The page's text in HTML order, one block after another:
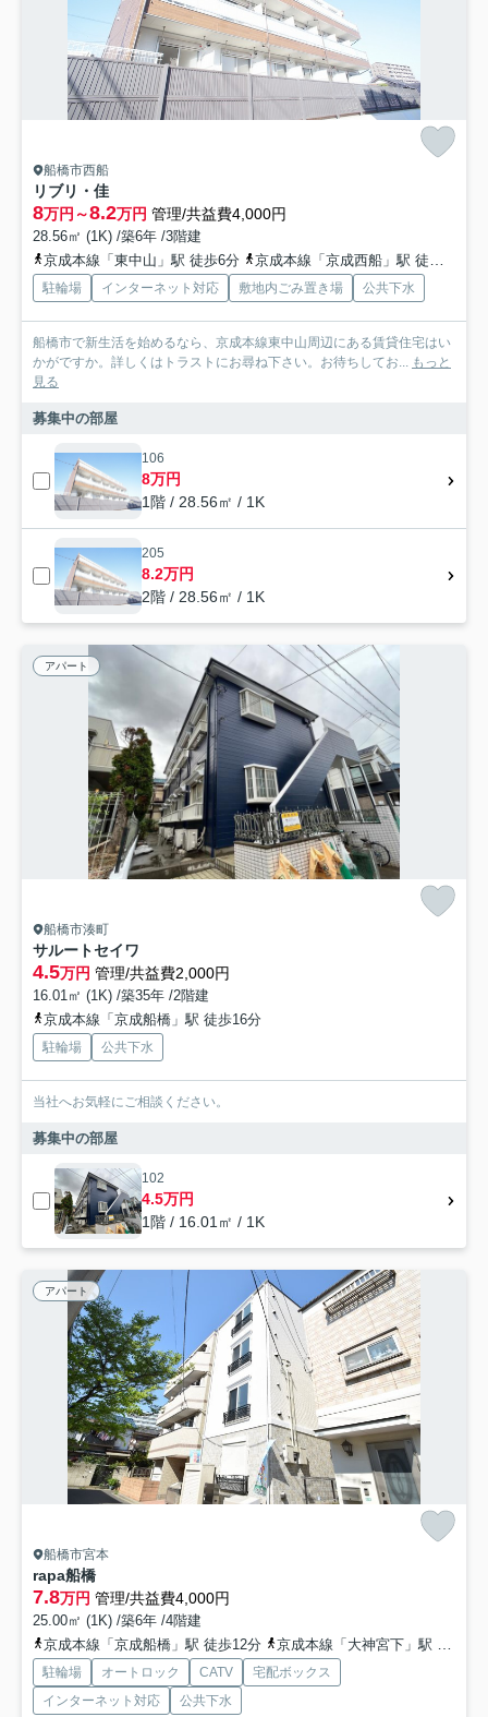
船橋市西船
リブリ・佳
8万円～8.2万円 管理/共益費4,000円
28.56㎡ (1K) /築6年 /3階建
京成本線「東中山」駅 徒歩6分
京成本線「京成西船」駅 徒歩9分
駐輪場 インターネット対応 敷地内ごみ置き場 公共下水
船橋市で新生活を始めるなら、京成本線東中山周辺にある賃貸住宅はい
かがですか。詳しくはトラストにお尋ね下さい。お待ちしてお... もっと
見る
募集中の部屋
106
8万円
1階 / 28.56㎡ / 1K
205
8.2万円
2階 / 28.56㎡ / 1K
アパート
船橋市湊町
サルートセイワ
4.5万円 管理/共益費2,000円
16.01㎡ (1K) /築35年 /2階建
京成本線「京成船橋」駅 徒歩16分
駐輪場 公共下水
当社へお気軽にご相談ください。
募集中の部屋
102
4.5万円
1階 / 16.01㎡ / 1K
アパート
船橋市宮本
rapa船橋
7.8万円 管理/共益費4,000円
25.00㎡ (1K) /築6年 /4階建
京成本線「京成船橋」駅 徒歩12分
京成本線「大神宮下」駅 徒歩2分
駐輪場 オートロック CATV
宅配ボックス
インターネット対応
公共下水